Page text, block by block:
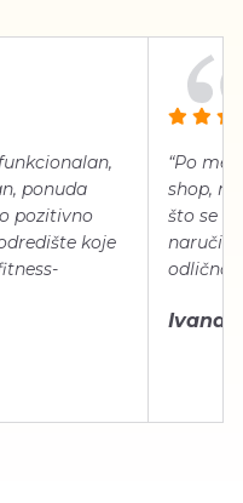
ponuda
pozitivno
koje
“Po
shop,
što se
naručiti,
odlično
Ivana